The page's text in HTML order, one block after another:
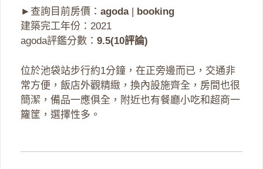
►查詢目前房價： agoda|
booking
建築完工年份：2021
agoda評鑑分數： 9.5(10評論)
位於池袋站步行約1分鐘，在正旁邊而已，交通非
常方便，飯店外觀精緻，換內設施齊全，房間也很
簡潔，備品一應俱全，附近也有餐廳小吃和超商一
籮筐，選擇性多。